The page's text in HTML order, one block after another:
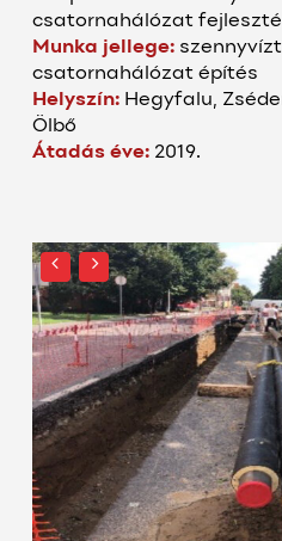
csatornahálózat
Munka jellege:
csatornahálózat építés
Helyszín: Hegyfalu,
Ölbő
Átadás éve: 2019.